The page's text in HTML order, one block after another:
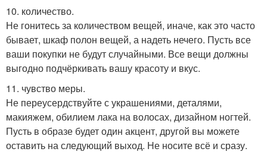
10. количество.
Не гонитесь за количеством вещей, иначе, как это часто
бывает, шкаф полон вещей, а надеть нечего. Пусть все
ваши покупки не будут случайными. Все вещи должны
выгодно подчёркивать вашу красоту и вкус.
11. чувство меры.
Не переусердствуйте с украшениями, деталями,
макияжем, обилием лака на волосах, дизайном ногтей.
Пусть в образе будет один акцент, другой вы можете
оставить на следующий выход. Не носите всё и сразу.